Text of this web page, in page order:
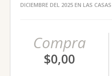
DICIEMBRE DEL 2025 EN LAS
Compra
$0,00